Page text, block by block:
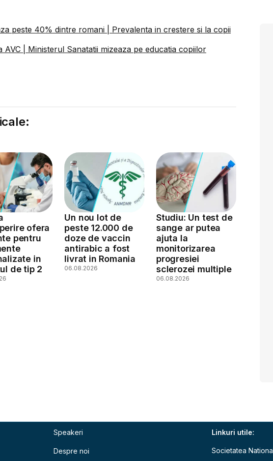
peste 40% dintre romani | Prevalenta in crestere si la copii
| Ministerul Sanatatii mizeaza pe educatia copiilor
ofera
pentru
in
de tip 2
Un nou lot de
peste 12.000 de
doze de vaccin
antirabic a fost
livrat in Romania
06.08.2026
Studiu: Un test de
sange ar putea
ajuta la
monitorizarea
progresiei
sclerozei multiple
06.08.2026
Speakeri
Despre noi
Linkuri utile:
Societatea